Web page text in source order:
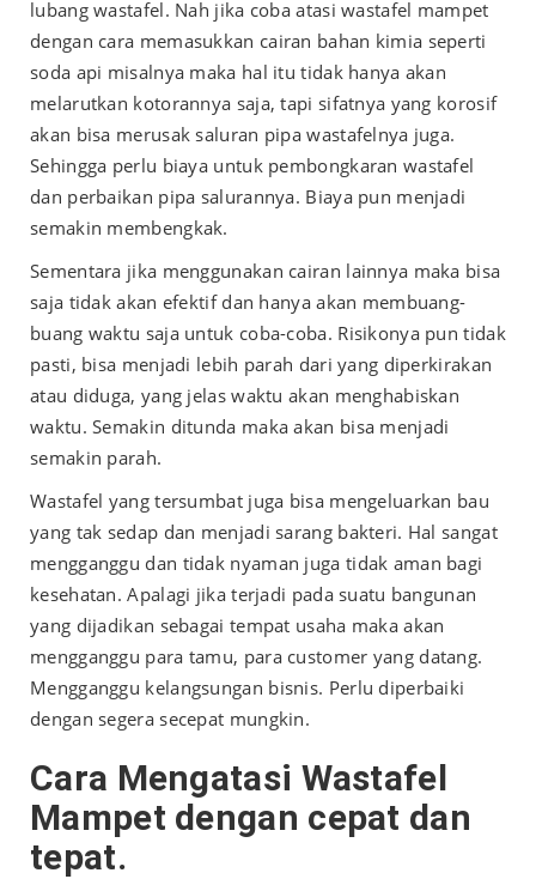
lubang wastafel. Nah jika coba atasi wastafel mampet
dengan cara memasukkan cairan bahan kimia seperti
soda api misalnya maka hal itu tidak hanya akan
melarutkan kotorannya saja, tapi sifatnya yang korosif
akan bisa merusak saluran pipa wastafelnya juga.
Sehingga perlu biaya untuk pembongkaran wastafel
dan perbaikan pipa salurannya. Biaya pun menjadi
semakin membengkak.
Sementara jika menggunakan cairan lainnya maka bisa
saja tidak akan efektif dan hanya akan membuang-
buang waktu saja untuk coba-coba. Risikonya pun tidak
pasti, bisa menjadi lebih parah dari yang diperkirakan
atau diduga, yang jelas waktu akan menghabiskan
waktu. Semakin ditunda maka akan bisa menjadi
semakin parah.
Wastafel yang tersumbat juga bisa mengeluarkan bau
yang tak sedap dan menjadi sarang bakteri. Hal sangat
mengganggu dan tidak nyaman juga tidak aman bagi
kesehatan. Apalagi jika terjadi pada suatu bangunan
yang dijadikan sebagai tempat usaha maka akan
mengganggu para tamu, para customer yang datang.
Mengganggu kelangsungan bisnis. Perlu diperbaiki
dengan segera secepat mungkin.
Cara Mengatasi Wastafel
Mampet dengan cepat dan
tepat.